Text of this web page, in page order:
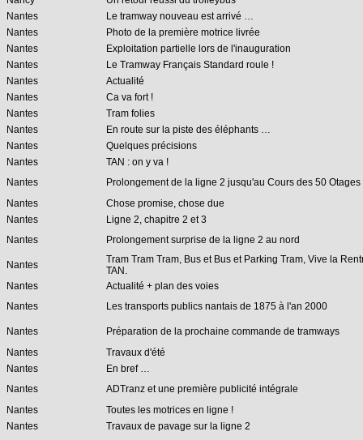
Nantes
Le tramway nouveau est arrivé …
Nantes
Photo de la première motrice livrée
Nantes
Exploitation partielle lors de l'inauguration
Nantes
Le Tramway Français Standard roule !
Nantes
Actualité
Nantes
Ca va fort !
Nantes
Tram folies
Nantes
En route sur la piste des éléphants …
Nantes
Quelques précisions
Nantes
TAN : on y va !
Nantes
Prolongement de la ligne 2 jusqu'au Cours des 50 Otages
Nantes
Chose promise, chose due
Nantes
Ligne 2, chapitre 2 et 3
Nantes
Prolongement surprise de la ligne 2 au nord
Nantes
Tram Tram Tram, Bus et Bus et Parking Tram, Vive la
TAN.
Nantes
Actualité + plan des voies
Nantes
Les transports publics nantais de 1875 à l'an 2000
Nantes
Préparation de la prochaine commande de tramways
Nantes
Travaux d'été
Nantes
En bref …
Nantes
ADTranz et une première publicité intégrale
Nantes
Toutes les motrices en ligne !
Nantes
Travaux de pavage sur la ligne 2